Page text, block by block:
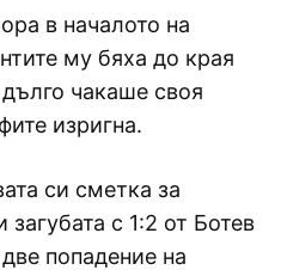
в началото на
му бяха до края
чакаше своя
изригна.
си сметка за
с 1:2 от Ботев
попадение на